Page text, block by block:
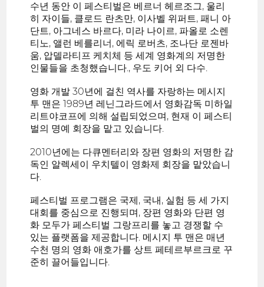
수년 동안 이 페스티벌은 베르너 헤르조그, 울리
히 자이들, 클로드 란츠만, 이사벨 위퍼트, 패니 아
단트, 아그네스 바르다, 미라 나이르, 파올로 소렌
티노, 앨런 베를리너, 에릭 로버츠, 조나단 로젠바
움, 압델라티프 케치체 등 세계 영화계의 저명한
인물들을 초청했습니다., 우도 키어 외 다수.
영화 개발 30년에 걸친 역사를 자랑하는 메시지
투 맨은 1989년 레닌그라드에서 영화감독 미하일
리트야코프에 의해 설립되었으며, 현재 이 페스티
벌의 명예 회장을 맡고 있습니다.
2010년에는 다큐멘터리와 장편 영화의 저명한 감
독인 알렉세이 우치텔이 영화제 회장을 맡았습니
다.
페스티벌 프로그램은 국제, 국내, 실험 등 세 가지
대회를 중심으로 진행되며, 장편 영화와 단편 영
화 모두가 페스티벌 그랑프리를 놓고 경쟁할 수
있는 플랫폼을 제공합니다. 메시지 투 맨은 매년
수천 명의 영화 애호가를 상트 페테르부르크로 꾸
준히 끌어들입니다.